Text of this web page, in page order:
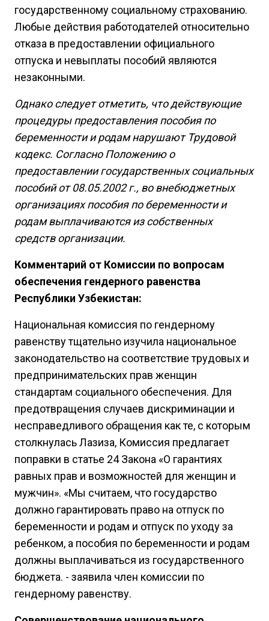
государственному социальному страхованию.
Любые действия работодателей относительно
отказа в предоставлении официального
отпуска и невыплаты пособий являются
незаконными.
Однако следует отметить, что действующие
процедуры предоставления пособия по
беременности и родам нарушают Трудовой
кодекс. Согласно Положению о
предоставлении государственных социальных
пособий от 08.05.2002 г., во внебюджетных
организациях пособия по беременности и
родам выплачиваются из собственных
средств организации.
Комментарий от Комиссии по вопросам
обеспечения гендерного равенства
Республики Узбекистан:
Национальная комиссия по гендерному
равенству тщательно изучила национальное
законодательство на соответствие трудовых и
предпринимательских прав женщин
стандартам социального обеспечения. Для
предотвращения случаев дискриминации и
несправедливого обращения как те, с которым
столкнулась Лазиза, Комиссия предлагает
поправки в статье 24 Закона «О гарантиях
равных прав и возможностей для женщин и
мужчин». «Мы считаем, что государство
должно гарантировать право на отпуск по
беременности и родам и отпуск по уходу за
ребенком, а пособия по беременности и родам
должны выплачиваться из государственного
бюджета. - заявила член комиссии по
гендерному равенству.